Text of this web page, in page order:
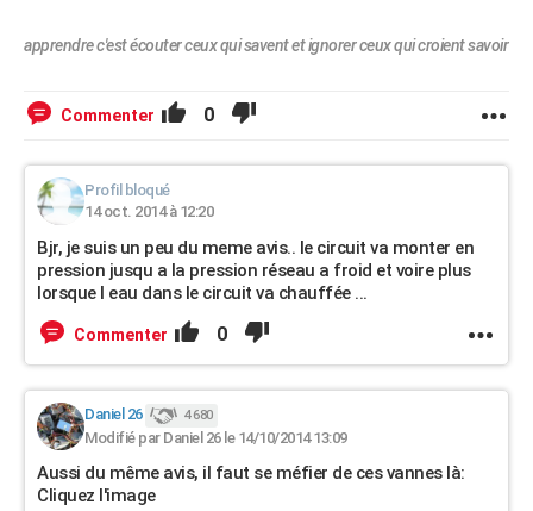
apprendre c'est écouter ceux qui savent et ignorer ceux qui croient savoir
Commenter 0
Profil bloqué
14 oct. 2014 à 12:20
Bjr, je suis un peu du meme avis.. le circuit va monter en
pression jusqu a la pression réseau a froid et voire plus
lorsque l eau dans le circuit va chauffée ...
Commenter 0
Daniel 26 4 680
Modifié par Daniel 26 le 14/10/2014 13:09
Aussi du même avis, il faut se méfier de ces vannes là:
Cliquez l'image